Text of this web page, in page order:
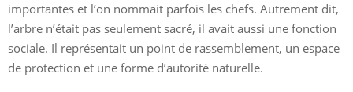
importantes et l’on nommait parfois les chefs. Autrement dit,
l’arbre n’était pas seulement sacré, il avait aussi une fonction
sociale. Il représentait un point de rassemblement, un espace
de protection et une forme d’autorité naturelle.